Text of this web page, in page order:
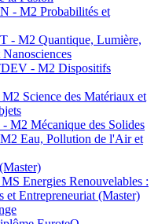
- M2 Probabilités et
- M2 Quantique, Lumière,
- M2 Dispositifs
Science des Matériaux et
M2 Mécanique des Solides
Eau, Pollution de l'Air et
Energies Renouvelables :
et Entrepreneuriat (Master)